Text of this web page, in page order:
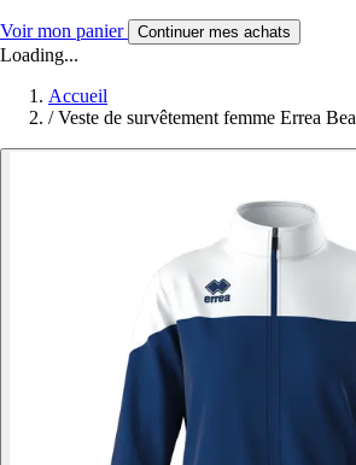
Voir mon panier Continuer mes achats
Loading...
Accueil
/ Veste de survêtement femme Errea Bea